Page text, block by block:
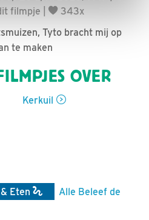
filmpje
343x
Tyto bracht mij op
te maken
OVER
Kerkuil
Eten
Alle Beleef de